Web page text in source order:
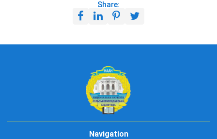
Share:
Navigation